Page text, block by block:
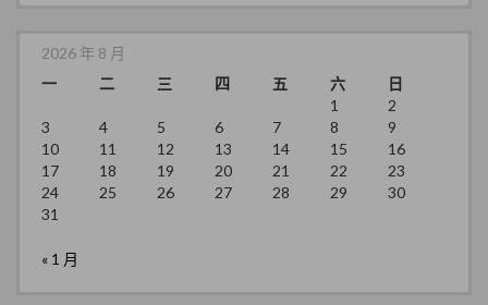
2026 年 8 月
一
二 三 四 五 六
日
1
2
3
4 5 6 7 8
9
10
11 12 13 14 15
16
17
18 19 20 21 22
23
24
25 26 27 28 29
30
31
« 1 月